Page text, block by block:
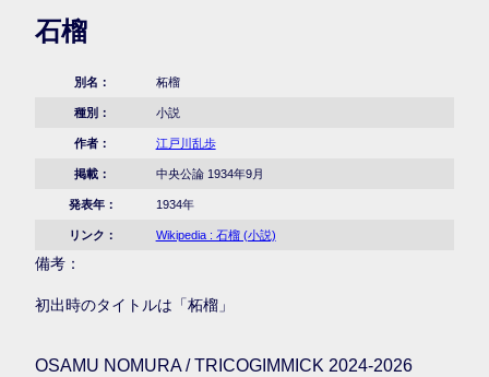
石榴
別名： 柘榴
種別： 小説
作者： 江戸川乱歩
掲載： 中央公論 1934年9月
発表年： 1934年
リンク： Wikipedia : 石榴 (小説)
備考：
初出時のタイトルは「柘榴」
OSAMU NOMURA / TRICOGIMMICK 2024-2026